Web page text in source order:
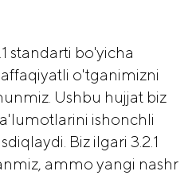
standarti bo'yicha
o'tganimizni
Ushbu hujjat biz
ishonchli
Biz ilgari 3.2.1
ammo yangi nashr